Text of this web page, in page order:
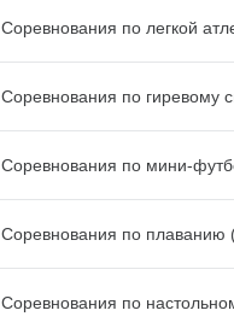
Соревнования по легкой
Соревнования по гиревому
Соревнования по мини-
Соревнования по плаванию
Соревнования по